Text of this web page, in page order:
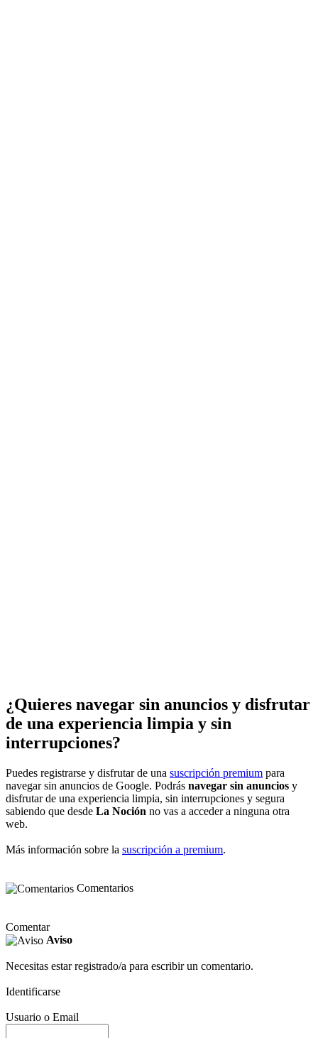
¿Quieres navegar sin anuncios y disfrutar
de una experiencia limpia y sin
interrupciones?
Puedes registrarse y disfrutar de una suscripción premium para
navegar sin anuncios de Google. Podrás navegar sin anuncios y
disfrutar de una experiencia limpia, sin interrupciones y segura
sabiendo que desde La Noción no vas a acceder a ninguna otra
web.
Más información sobre la suscripción a premium.
Comentarios
Comentar
Aviso
Necesitas estar registrado/a para escribir un comentario.
Identificarse
Usuario o Email